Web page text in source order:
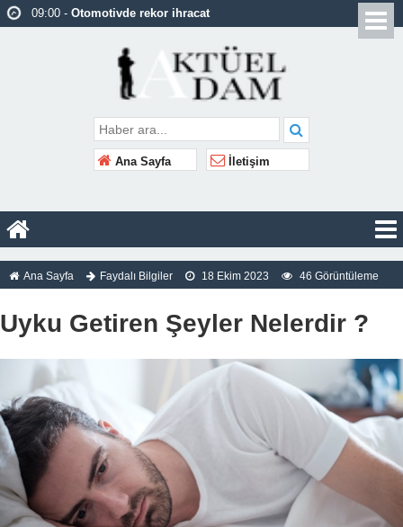
09:00 - Otomotivde rekor ihracat
Özgür Özel: Bir Pedro Sánchez
İstanbul’da trafik yoğunluğu yüzde 89’a
08:59 -
08:59 -Ankara’ya yeni spor merkezi
verecek
08:58 -
ABD İç Güvenlik Bakanı görevinden
ayrılacak
09:00 -AJet, İstanbul ve Ankara’dan Tiran’a
sefer başlattı
Ana Sayfa İletişim
Ana Sayfa Faydalı Bilgiler 18 Ekim 2023 46 Görüntüleme
Uyku Getiren Şeyler Nelerdir ?